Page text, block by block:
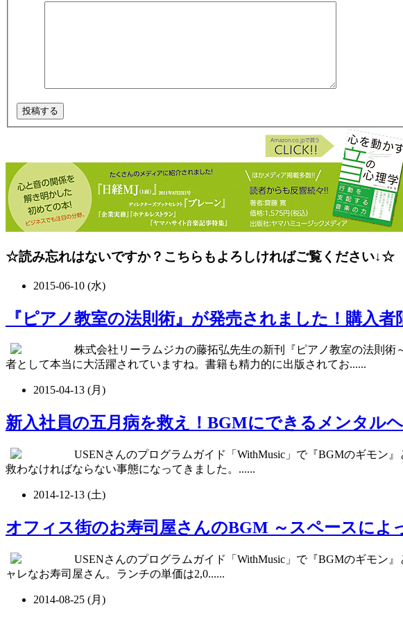
☆読み忘れはないですか？こちらもよろしければご覧ください↓☆
2015-06-10 (水)
『ピアノ教室の法則術』が発売されました！購入
株式会社リーラムジカの藤拓弘先生の新刊『ピアノ教室の法則
者として本当に大活躍されていますね。書籍も精力的に出版されてお......
2015-04-13 (月)
新入社員の五月病を救え！BGMにできるメンタル
USENさんのプログラムガイド「WithMusic」で『BGMのギモン
救わなければならない事態になってきました。......
2014-12-13 (土)
オフィス街のお寿司屋さんのBGM ～スペースによ
USENさんのプログラムガイド「WithMusic」で『BGMのギモン
ャレなお寿司屋さん。ランチの単価は2,0......
2014-08-25 (月)